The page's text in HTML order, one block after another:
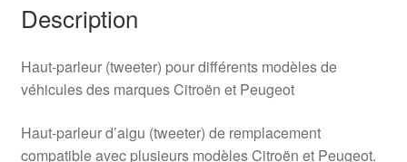
Description
Haut-parleur (tweeter) pour différents modèles de
véhicules des marques Citroën et Peugeot
Haut-parleur d’aigu (tweeter) de remplacement
compatible avec plusieurs modèles Citroën et Peugeot.